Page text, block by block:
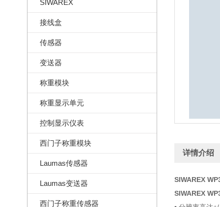
SIWAREX
接线盒
传感器
变送器
称重模块
称重显示单元
控制显示仪表
西门子称重模块
Laumas传感器
Laumas变送器
西门子称重传感器
详情介绍
SIWAREX
SIWAREX